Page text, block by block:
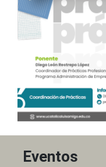
Eventos